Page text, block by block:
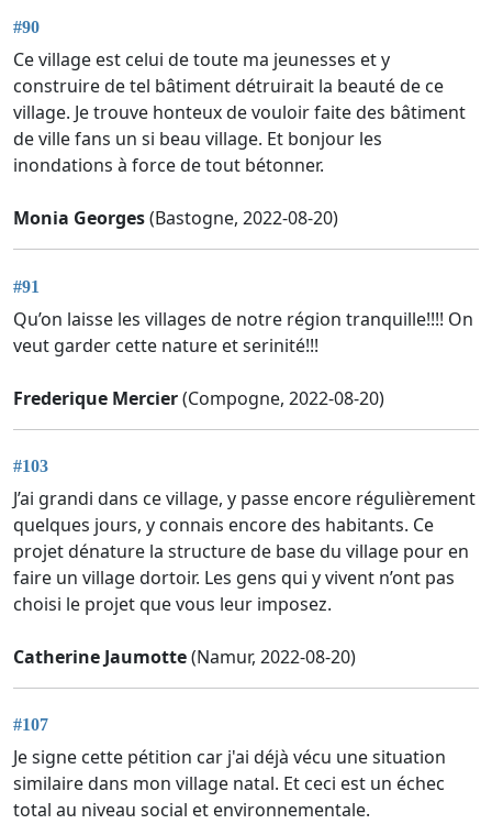
#90
Ce village est celui de toute ma jeunesses et y
construire de tel bâtiment détruirait la beauté de ce
village. Je trouve honteux de vouloir faite des bâtiment
de ville fans un si beau village. Et bonjour les
inondations à force de tout bétonner.
Monia Georges(Bastogne, 2022-08-20)
#91
Qu’on laisse les villages de notre région tranquille!!!! On
veut garder cette nature et serinité!!!
Frederique Mercier(Compogne, 2022-08-20)
#103
J’ai grandi dans ce village, y passe encore régulièrement
quelques jours, y connais encore des habitants. Ce
projet dénature la structure de base du village pour en
faire un village dortoir. Les gens qui y vivent n’ont pas
choisi le projet que vous leur imposez.
Catherine Jaumotte(Namur, 2022-08-20)
#107
Je signe cette pétition car j'ai déjà vécu une situation
similaire dans mon village natal. Et ceci est un échec
total au niveau social et environnementale.